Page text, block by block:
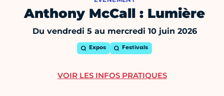
Anthony McCall : Lumière
Du vendredi 5 au mercredi 10 juin 2026
Expos Festivals
VOIR LES INFOS PRATIQUES